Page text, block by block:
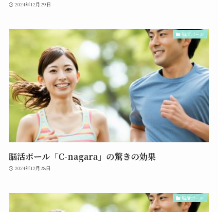
2024年12月29日
脳活ボール
脳活ボール「C-nagara」の驚きの効果
2024年12月28日
脳活ボール